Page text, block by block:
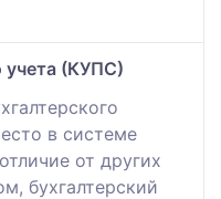
учета (КУПС)
в системе
от других
бухгалтерский